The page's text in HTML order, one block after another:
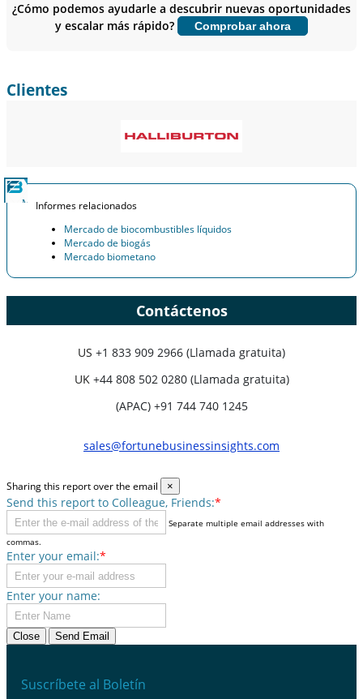
Personalizar ahora
¿Cómo podemos ayudarle a descubrir nuevas oportunidades
y escalar más rápido?
Comprobar ahora
Clientes
Informes relacionados
Mercado de biocombustibles líquidos
Mercado de biogás
Mercado biometano
Contáctenos
US +1 833 909 2966 (Llamada gratuita)
UK +44 808 502 0280 (Llamada gratuita)
(APAC) +91 744 740 1245
sales@fortunebusinessinsights.com
Sharing this report over the email ×
Send this report to Colleague, Friends:*
Separate multiple email addresses with
commas.
Enter your email:*
Enter your name:
Close Send Email
Suscríbete al Boletín